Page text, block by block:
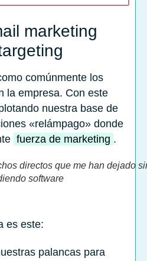
marketing
comúnmente los
la empresa. Con este
nuestra base de
«relámpago» donde
fuerza de marketing .
directos que me han dejado
software
es este:
palancas para